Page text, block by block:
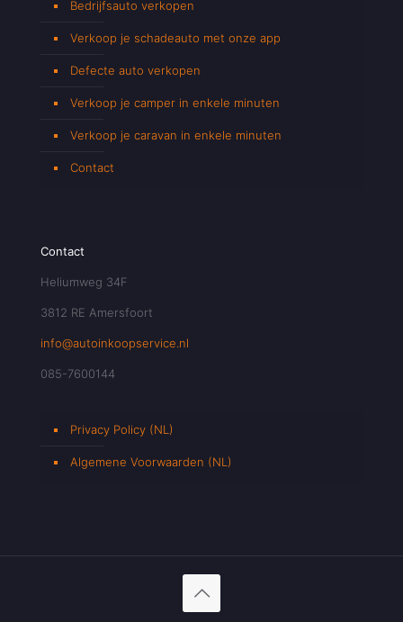
Bedrijfsauto verkopen
Verkoop je schadeauto met onze app
Defecte auto verkopen
Verkoop je camper in enkele minuten
Verkoop je caravan in enkele minuten
Contact
Contact
Heliumweg 34F
3812 RE Amersfoort
info@autoinkoopservice.nl
085-7600144
Privacy Policy (NL)
Algemene Voorwaarden (NL)